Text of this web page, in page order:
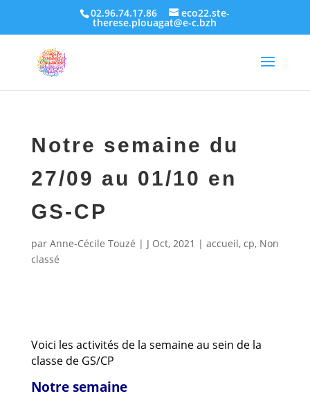
02.96.74.17.86 eco22.ste-
therese.plouagat@e-c.bzh
Notre semaine du
27/09 au 01/10 en
GS-CP
par Anne-Cécile Touzé | J Oct, 2021 | accueil, cp, Non
classé
Voici les activités de la semaine au sein de la
classe de GS/CP
Notre semaine